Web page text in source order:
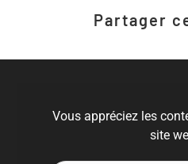
Partager
Vous appréciez les
site